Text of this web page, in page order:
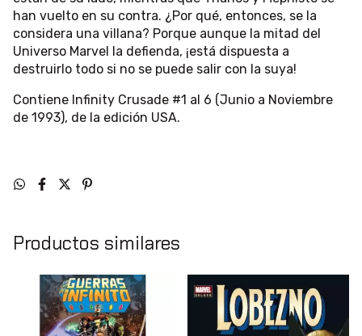
han vuelto en su contra. ¿Por qué, entonces, se la
considera una villana? Porque aunque la mitad del
Universo Marvel la defienda, ¡está dispuesta a
destruirlo todo si no se puede salir con la suya!
Contiene Infinity Crusade #1 al 6 (Junio a Noviembre
de 1993), de la edición USA.
Productos similares